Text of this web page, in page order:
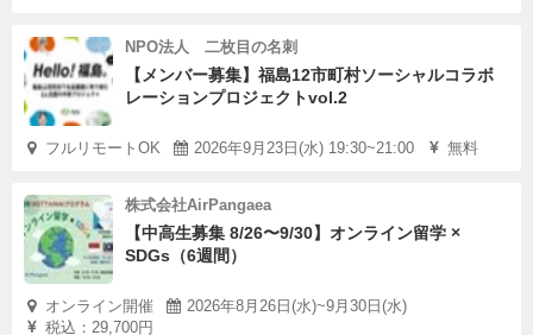
NPO法人 二枚目の名刺
【メンバー募集】福島12市町村ソーシャルコラボ
レーションプロジェクトvol.2
フルリモートOK 2026年9月23日(水) 19:30~21:00 無料
株式会社AirPangaea
【中高生募集 8/26〜9/30】オンライン留学 ×
SDGs（6週間）
オンライン開催
2026年8月26日(水)~9月30日(水)
税込：29,700円